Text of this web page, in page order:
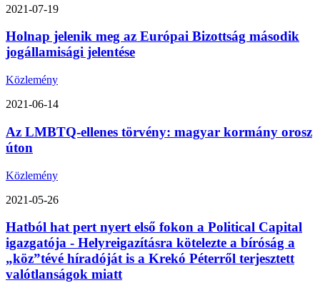
2021-07-19
Holnap jelenik meg az Európai Bizottság második
jogállamisági jelentése
Közlemény
2021-06-14
Az LMBTQ-ellenes törvény: magyar kormány orosz
úton
Közlemény
2021-05-26
Hatból hat pert nyert első fokon a Political Capital
igazgatója - Helyreigazításra kötelezte a bíróság a
„köz”tévé híradóját is a Krekó Péterről terjesztett
valótlanságok miatt